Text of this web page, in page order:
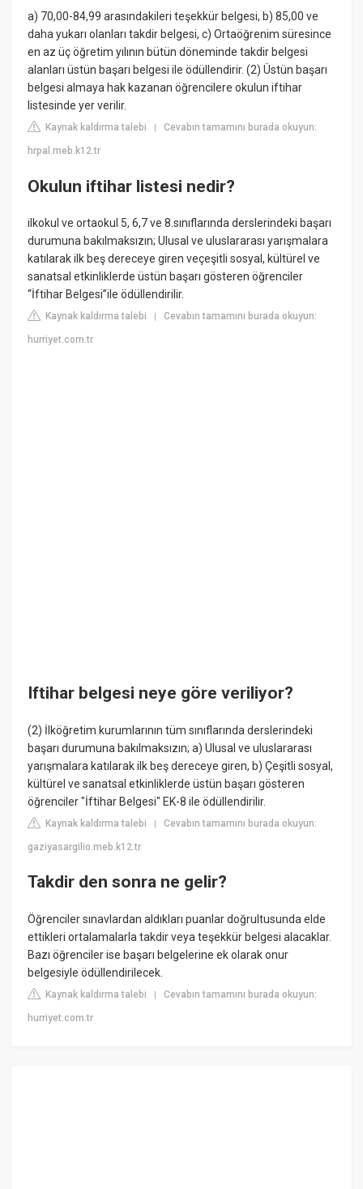
a) 70,00-84,99 arasındakileri teşekkür belgesi, b) 85,00 ve
daha yukarı olanları takdir belgesi, c) Ortaöğrenim süresince
en az üç öğretim yılının bütün döneminde takdir belgesi
alanları üstün başarı belgesi ile ödüllendirir. (2) Üstün başarı
belgesi almaya hak kazanan öğrencilere okulun iftihar
listesinde yer verilir.
Kaynak kaldırma talebi |Cevabın tamamını burada okuyun:
hrpal.meb.k12.tr
Okulun iftihar listesi nedir?
ilkokul ve ortaokul 5, 6,7 ve 8.sınıflarında derslerindeki başarı
durumuna bakılmaksızın; Ulusal ve uluslararası yarışmalara
katılarak ilk beş dereceye giren veçeşitli sosyal, kültürel ve
sanatsal etkinliklerde üstün başarı gösteren öğrenciler
“İftihar Belgesi”ile ödüllendirilir.
Kaynak kaldırma talebi |Cevabın tamamını burada okuyun:
hurriyet.com.tr
Iftihar belgesi neye göre veriliyor?
(2) İlköğretim kurumlarının tüm sınıflarında derslerindeki
başarı durumuna bakılmaksızın; a) Ulusal ve uluslararası
yarışmalara katılarak ilk beş dereceye giren, b) Çeşitli sosyal,
kültürel ve sanatsal etkinliklerde üstün başarı gösteren
öğrenciler "İftihar Belgesi" EK-8 ile ödüllendirilir.
Kaynak kaldırma talebi |Cevabın tamamını burada okuyun:
gaziyasargilio.meb.k12.tr
Takdir den sonra ne gelir?
Öğrenciler sınavlardan aldıkları puanlar doğrultusunda elde
ettikleri ortalamalarla takdir veya teşekkür belgesi alacaklar.
Bazı öğrenciler ise başarı belgelerine ek olarak onur
belgesiyle ödüllendirilecek.
Kaynak kaldırma talebi |Cevabın tamamını burada okuyun:
hurriyet.com.tr